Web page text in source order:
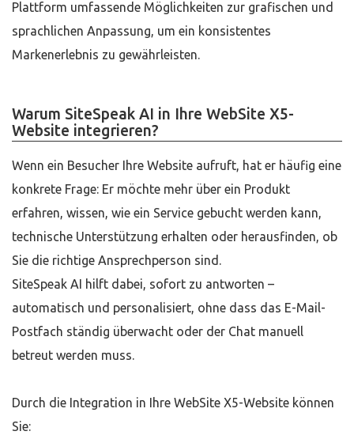
Plattform umfassende Möglichkeiten zur grafischen und
sprachlichen Anpassung, um ein konsistentes
Markenerlebnis zu gewährleisten.
Warum SiteSpeak AI in Ihre WebSite X5-
Website integrieren?
Wenn ein Besucher Ihre Website aufruft, hat er häufig eine
konkrete Frage: Er möchte mehr über ein Produkt
erfahren, wissen, wie ein Service gebucht werden kann,
technische Unterstützung erhalten oder herausfinden, ob
Sie die richtige Ansprechperson sind.
SiteSpeak AI hilft dabei, sofort zu antworten –
automatisch und personalisiert, ohne dass das E-Mail-
Postfach ständig überwacht oder der Chat manuell
betreut werden muss.
Durch die Integration in Ihre WebSite X5-Website können
Sie: